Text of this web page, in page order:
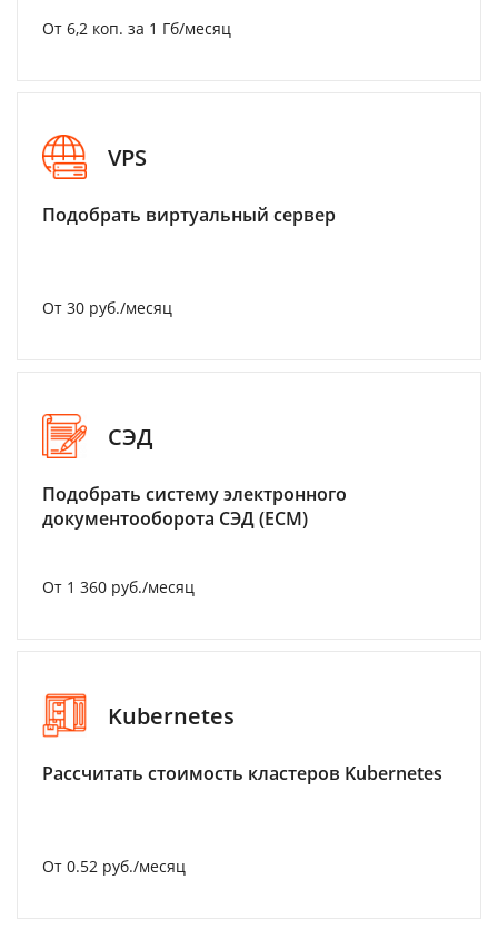
От 6,2 коп. за 1 Гб/месяц
VPS
Подобрать виртуальный сервер
От 30 руб./месяц
СЭД
Подобрать систему электронного
документооборота СЭД (ECM)
От 1 360 руб./месяц
Kubernetes
Рассчитать стоимость кластеров Kubernetes
От 0.52 руб./месяц